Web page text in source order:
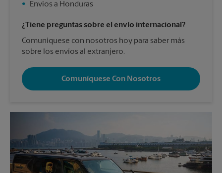
•
Envios a Honduras
¿Tiene preguntas sobre el envío internacional?
Comuníquese con nosotros hoy para saber más
sobre los envíos al extranjero.
Comuníquese Con Nosotros